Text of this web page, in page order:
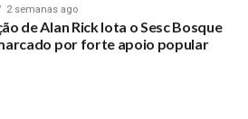
de emancipação política com
2 semanas ago
de Alan Rick lota o Sesc Bosque
por forte apoio popular